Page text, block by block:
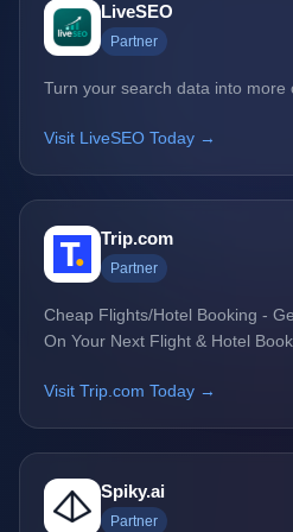
LiveSEO
Partner
Turn your search data into more
Visit LiveSEO Today →
Trip.com
Partner
Cheap Flights/Hotel Booking -
On Your Next Flight & Hotel
Visit Trip.com Today →
Spiky.ai
Partner